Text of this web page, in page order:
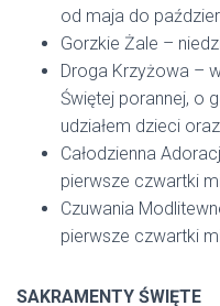
od maja do
Gorzkie Żale –
Droga Krzyżowa –
Świętej porannej, o
udziałem dzieci
Całodzienna
pierwsze czwartki
Czuwania
pierwsze czwartki
SAKRAMENTY ŚWIĘTE